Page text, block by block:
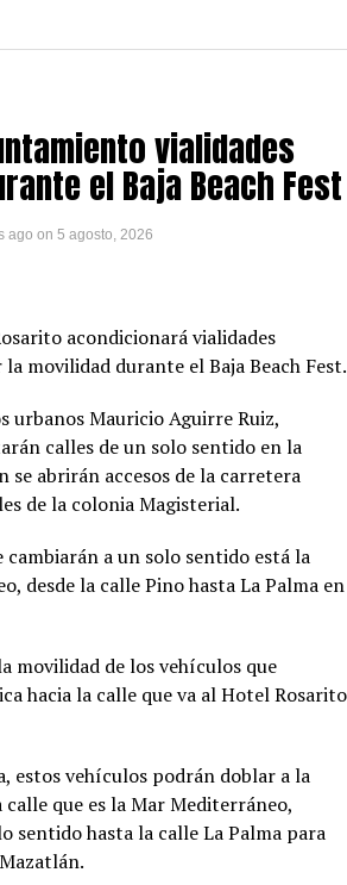
vialidades
el Baja Beach Fest
ago on 5 agosto, 2026
acondicionará vialidades
movilidad durante el Baja Beach Fest.
urbanos Mauricio Aguirre Ruiz,
calles de un solo sentido en la
se abrirán accesos de la carretera
de la colonia Magisterial.
cambiarán a un solo sentido está la
desde la calle Pino hasta La Palma en
movilidad de los vehículos que
hacia la calle que va al Hotel Rosarito
estos vehículos podrán doblar a la
que es la Mar Mediterráneo,
sentido hasta la calle La Palma para